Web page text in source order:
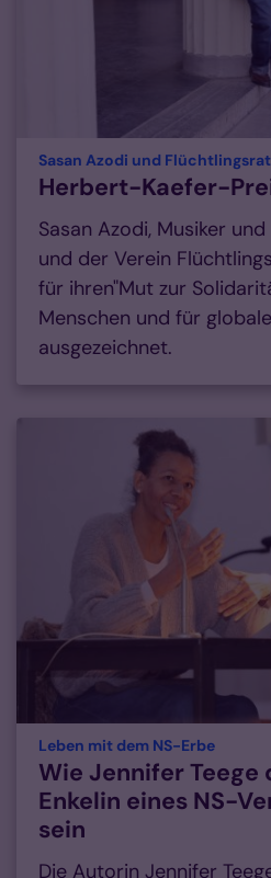
Sasan Azodi und
Herbert-Kaefer-
Sasan Azodi, Musiker
und der Verein
für ihren"Mut zur
Menschen und für
ausgezeichnet.
Leben mit dem NS-Erbe:
Wie Jennifer Teege
Enkelin eines NS-
sein
Die Autorin Jennifer